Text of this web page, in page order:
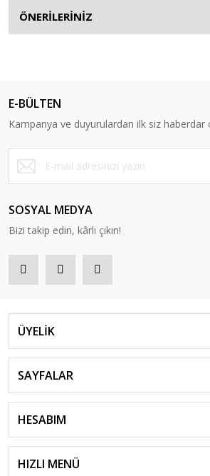
ÖNERİLERİNİZ
E-BÜLTEN
Kampanya ve duyurulardan ilk siz haberdar
SOSYAL MEDYA
Bizi takip edin, kârlı çıkın!
ÜYELİK
SAYFALAR
HESABIM
HIZLI MENÜ